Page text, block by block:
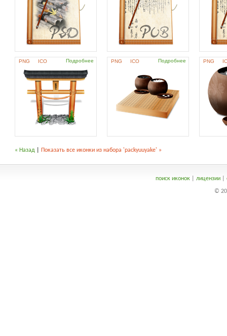
PNG ICO Подробнее PNG ICO Подробнее PNG
« Назад Показать все иконки из набора 'packyuuyake' »
поиск иконок| лицензии|
©